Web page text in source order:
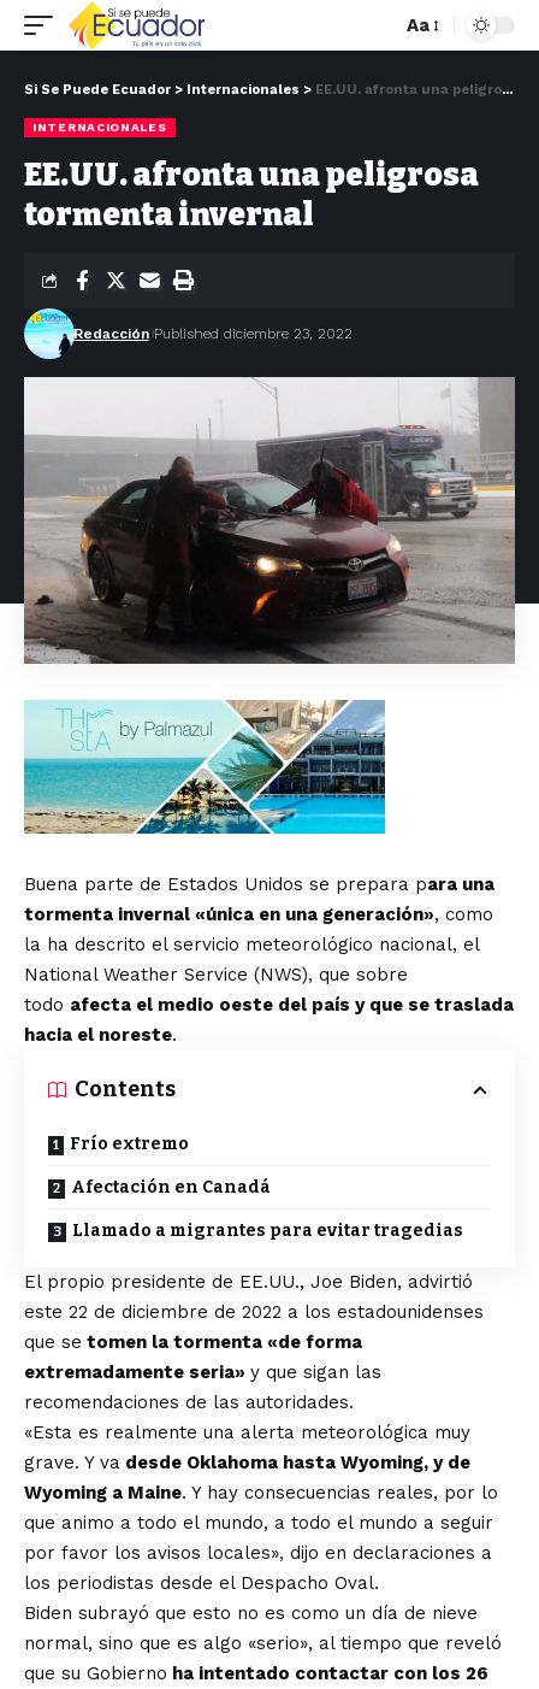
Aa
Si Se Puede Ecuador > Internacionales > EE.UU. afronta una peligrosa tormenta invernal
INTERNACIONALES
EE.UU. afronta una peligrosa
tormenta invernal
Redacción Published diciembre 23, 2022
Buena parte de Estados Unidos se prepara para una
tormenta invernal «única en una generación», como
la ha descrito el servicio meteorológico nacional, el
National Weather Service (NWS), que sobre
todo afecta el medio oeste del país y que se traslada
hacia el noreste.
Contents
Frío extremo
Afectación en Canadá
Llamado a migrantes para evitar tragedias
El propio presidente de EE.UU., Joe Biden, advirtió
este 22 de diciembre de 2022 a los estadounidenses
que se tomen la tormenta «de forma
extremadamente seria» y que sigan las
recomendaciones de las autoridades.
«Esta es realmente una alerta meteorológica muy
grave. Y va desde Oklahoma hasta Wyoming, y de
Wyoming a Maine. Y hay consecuencias reales, por lo
que animo a todo el mundo, a todo el mundo a seguir
por favor los avisos locales», dijo en declaraciones a
los periodistas desde el Despacho Oval.
Biden subrayó que esto no es como un día de nieve
normal, sino que es algo «serio», al tiempo que reveló
que su Gobierno ha intentado contactar con los 26